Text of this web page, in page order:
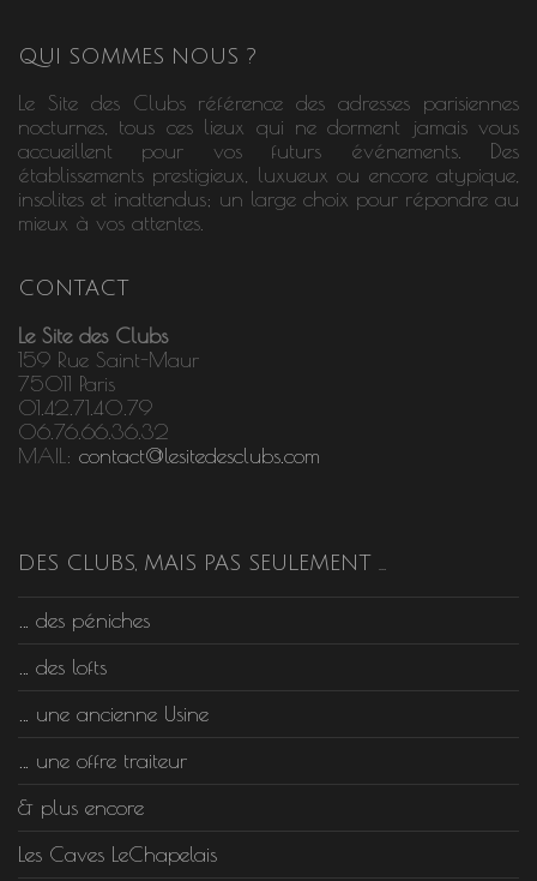
QUI SOMMES NOUS ?
Le Site des Clubs référence des adresses parisiennes
nocturnes, tous ces lieux qui ne dorment jamais vous
accueillent pour vos futurs événements. Des
établissements prestigieux, luxueux ou encore atypique,
insolites et inattendus; un large choix pour répondre au
mieux à vos attentes.
CONTACT
Le Site des Clubs
159 Rue Saint-Maur
75011 Paris
01.42.71.40.79
06.76.66.36.32
MAIL: contact@lesitedesclubs.com
DES CLUBS, MAIS PAS SEULEMENT …
… des péniches
… des lofts
… une ancienne Usine
… une offre traiteur
& plus encore
Les Caves LeChapelais